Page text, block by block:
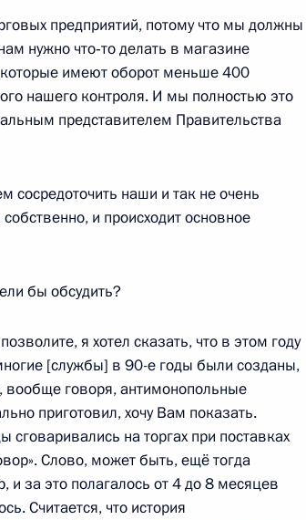
2
Пенсионного фонда
предприятий, потому что мы должны
нужно что‑то делать в магазине
которые имеют оборот меньше 400
нашего контроля. И мы полностью это
представителем Правительства
наши и так не очень
и происходит основное
бы обсудить?
я хотел сказать, что в этом году
[службы] в 90-е годы были созданы,
вообще говоря, антимонопольные
приготовил, хочу Вам показать.
на торгах при поставках
Слово, может быть, ещё тогда
и за это полагалось от 4 до 8 месяцев
Считается, что история